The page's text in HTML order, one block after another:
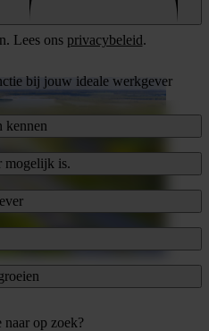
Lees ons privacybeleid.
bij jouw ideale werkgever
kennen
mogelijk is.
naar op zoek?